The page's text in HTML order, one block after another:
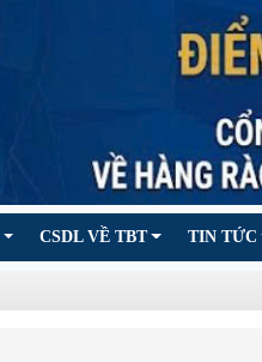
CSDL VỀ TBT TIN TỨC